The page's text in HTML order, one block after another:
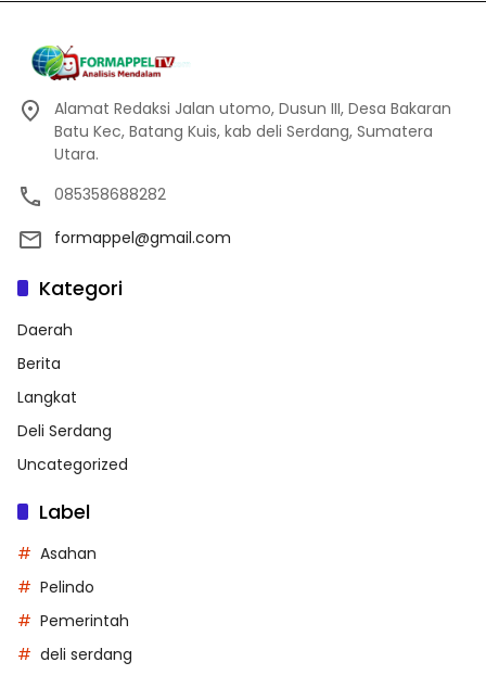
Alamat Redaksi Jalan utomo, Dusun III, Desa Bakaran
Batu Kec, Batang Kuis, kab deli Serdang, Sumatera
Utara.
085358688282
formappel@gmail.com
Kategori
Daerah
Berita
Langkat
Deli Serdang
Uncategorized
Label
Asahan
Pelindo
Pemerintah
deli serdang